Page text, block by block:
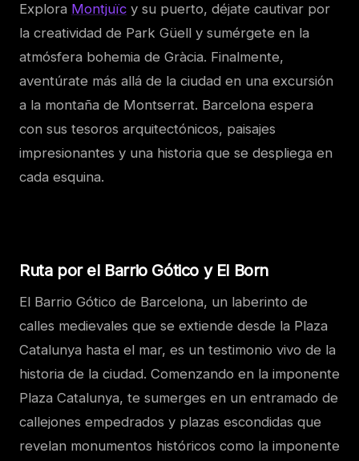
Explora Montjuïc y su puerto, déjate cautivar por
la creatividad de Park Güell y sumérgete en la
atmósfera bohemia de Gràcia. Finalmente,
aventúrate más allá de la ciudad en una excursión
a la montaña de Montserrat. Barcelona espera
con sus tesoros arquitectónicos, paisajes
impresionantes y una historia que se despliega en
cada esquina.
Ruta por el Barrio Gótico y El Born
El Barrio Gótico de Barcelona, un laberinto de
calles medievales que se extiende desde la Plaza
Catalunya hasta el mar, es un testimonio vivo de la
historia de la ciudad. Comenzando en la imponente
Plaza Catalunya, te sumerges en un entramado de
callejones empedrados y plazas escondidas que
revelan monumentos históricos como la imponente